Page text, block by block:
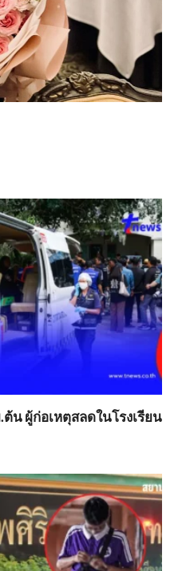
น ผู้ก่อเหตุสลดในโรงเรียน